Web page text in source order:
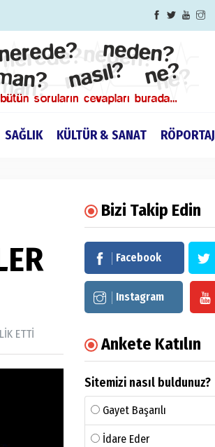
SAĞLIK KÜLTÜR & SANAT RÖPORTAJ
ETTİ
Bizi Takip Edin
Facebook
Instagram
Ankete Katılın
Sitemizi nasıl buldunuz?
Gayet Başarılı
İdare Eder